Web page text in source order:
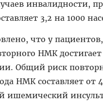
инвалидности,
3,2 на 1000
что у
НМК
Общий риск
НМК составляет от
ишемический